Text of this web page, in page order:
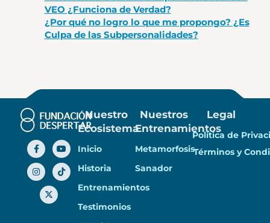
VEO ¿Funciona de Verdad?
¿Por qué no logro lo que me propongo? ¿Es
Culpa de las Subpersonalidades?
Nuestro
Ecosistema
Inicio
Historia
Entrenamientos
Testimonios
Nuestros
Entrenamientos
Metamorfosis
Sanador
Legal
Política de
Términos y